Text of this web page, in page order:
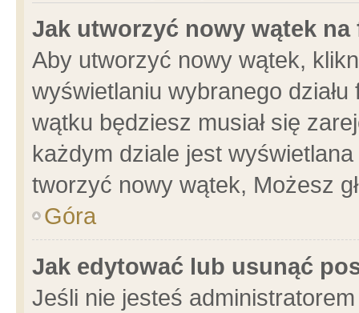
Jak utworzyć nowy wątek na
Aby utworzyć nowy wątek,
wyświetlaniu wybranego
wątku będziesz musiał się
każdym dziale jest
tworzyć nowy wątek, Możesz
Góra
Jak edytować lub usunąć
Jeśli nie jesteś